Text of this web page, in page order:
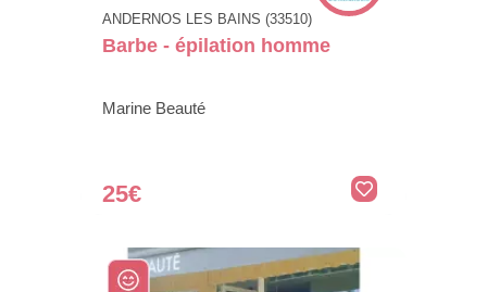
ANDERNOS LES BAINS (33510)
Barbe - épilation homme
Marine Beauté
25€